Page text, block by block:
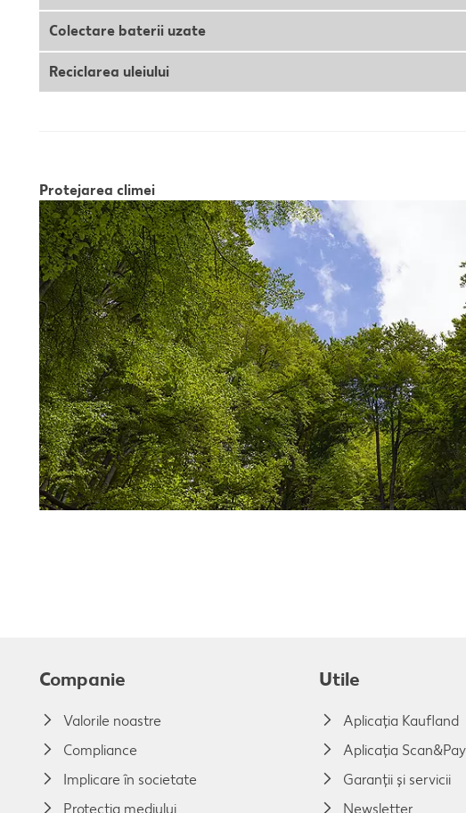
Colectare baterii uzate
Reciclarea uleiului
Protejarea climei
Companie
Valorile noastre
Compliance
Implicare în societate
Protecția mediului
Utile
Aplicația Kaufland
Aplicația Scan&Pay
Garanții și servicii
Newsletter